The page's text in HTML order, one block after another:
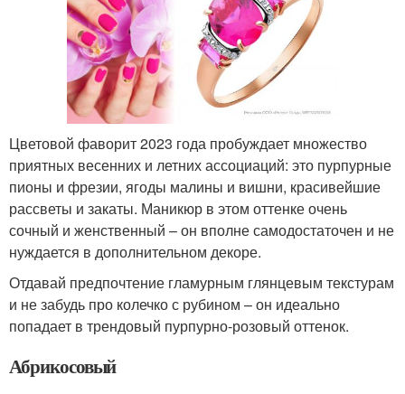
Цветовой фаворит 2023 года пробуждает множество
приятных весенних и летних ассоциаций: это пурпурные
пионы и фрезии, ягоды малины и вишни, красивейшие
рассветы и закаты. Маникюр в этом оттенке очень
сочный и женственный – он вполне самодостаточен и не
нуждается в дополнительном декоре.
Отдавай предпочтение гламурным глянцевым текстурам
и не забудь про колечко с рубином – он идеально
попадает в трендовый пурпурно-розовый оттенок.
Абрикосовый